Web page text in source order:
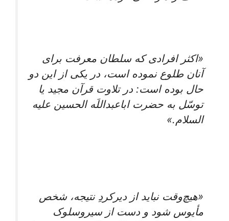
«اکثر افرادی که سلطان معرفت برای
آنان طلوع نموده است، در یکی از این دو
حال بوده است: در تلاوت قرآن مجید یا
توسّل به حضرت اباعبداللَه الحسین علیه
السلام.»
«هیچ‌وقت نباید از دیرکردِ نتیجه، شخص
مأیوس شود و دست از سیروسلوک